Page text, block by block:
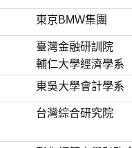
東京BMW集團
臺灣金融研訓院
輔仁大學經濟學系
東吳大學會計學系
台灣綜合研究院